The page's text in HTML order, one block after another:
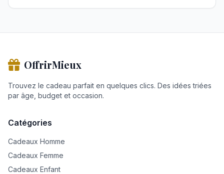
OffrirMieux
Trouvez le cadeau parfait en quelques clics. Des idées triées
par âge, budget et occasion.
Catégories
Cadeaux Homme
Cadeaux Femme
Cadeaux Enfant